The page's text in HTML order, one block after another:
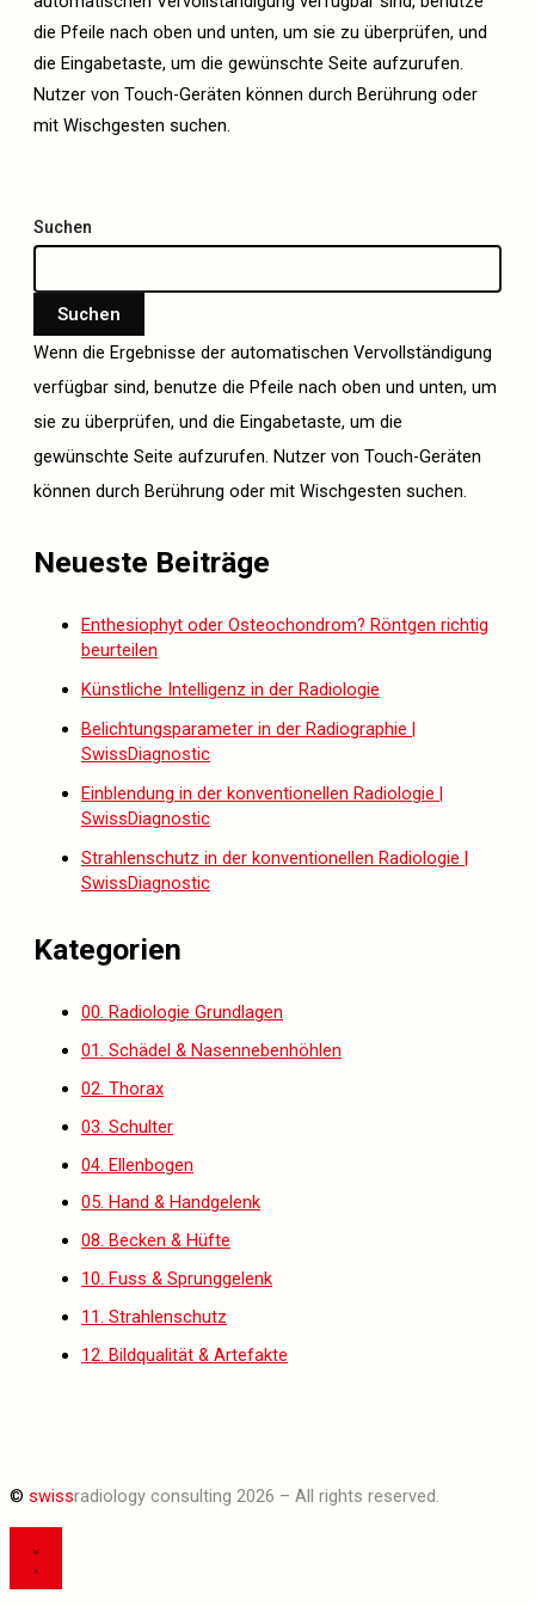
die Pfeile nach oben und unten, um sie zu überprüfen, und
die Eingabetaste, um die gewünschte Seite aufzurufen.
Nutzer von Touch-Geräten können durch Berührung oder
mit Wischgesten suchen.
Suchen
Suchen
Wenn die Ergebnisse der automatischen Vervollständigung
verfügbar sind, benutze die Pfeile nach oben und unten, um
sie zu überprüfen, und die Eingabetaste, um die
gewünschte Seite aufzurufen. Nutzer von Touch-Geräten
können durch Berührung oder mit Wischgesten suchen.
Neueste Beiträge
Enthesiophyt oder Osteochondrom? Röntgen richtig
beurteilen
Künstliche Intelligenz in der Radiologie
Belichtungsparameter in der Radiographie |
SwissDiagnostic
Einblendung in der konventionellen Radiologie |
SwissDiagnostic
Strahlenschutz in der konventionellen Radiologie |
SwissDiagnostic
Kategorien
00. Radiologie Grundlagen
01. Schädel & Nasennebenhöhlen
02. Thorax
03. Schulter
04. Ellenbogen
05. Hand & Handgelenk
08. Becken & Hüfte
10. Fuss & Sprunggelenk
11. Strahlenschutz
12. Bildqualität & Artefakte
© swissradiology consulting 2026 – All rights reserved.